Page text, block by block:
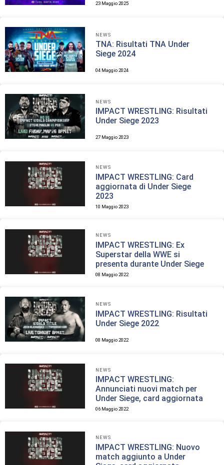
23 Maggio 2025
NEWS
TNA: Risultati TNA Under
Siege 2024
04 Maggio 2024
NEWS
IMPACT WRESTLING: Risultati
Under Siege 2023
27 Maggio 2023
NEWS
IMPACT WRESTLING: Card
aggiornata di Under Siege
2023
10 Maggio 2023
NEWS
IMPACT WRESTLING: Ex
Superstar della WWE si
presenta durante Under Siege
08 Maggio 2022
NEWS
IMPACT WRESTLING: Risultati
Under Siege 2022
08 Maggio 2022
NEWS
IMPACT WRESTLING:
Annunciati nuovi match per
Under Siege, card aggiornata
06 Maggio 2022
NEWS
IMPACT WRESTLING: Nuovo
match aggiunto a Under